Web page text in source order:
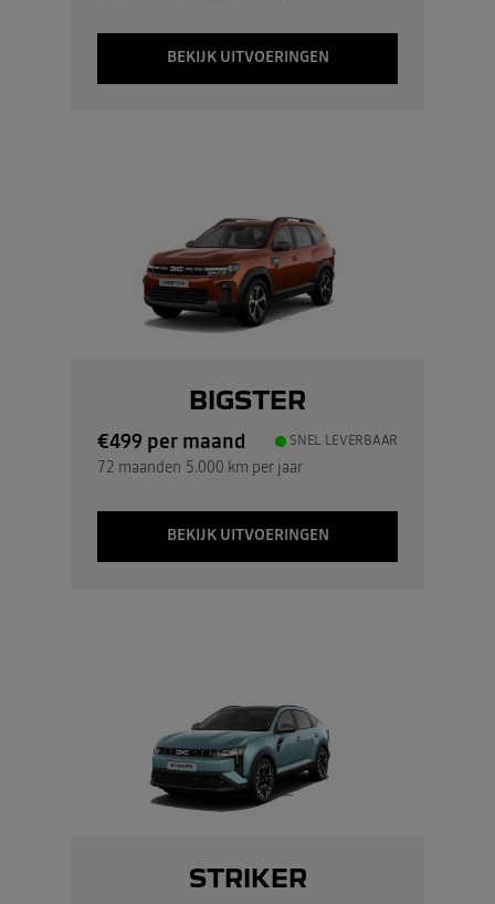
BEKIJK UITVOERINGEN
BIGSTER
€499 per maand SNEL LEVERBAAR
72 maanden 5.000 km per jaar
BEKIJK UITVOERINGEN
STRIKER